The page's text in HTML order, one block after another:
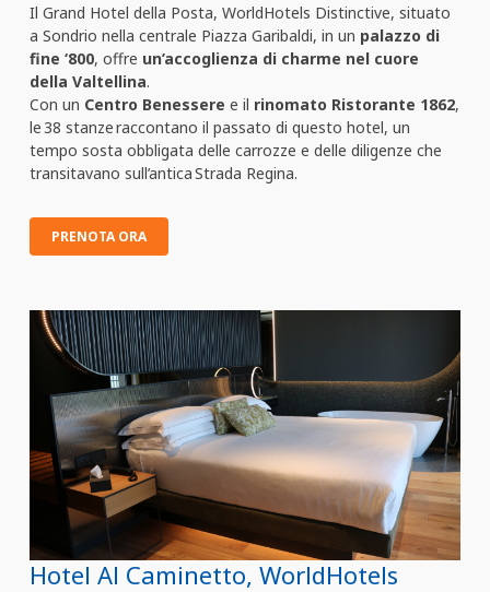
Il Grand Hotel della Posta, WorldHotels Distinctive, situato
a Sondrio nella centrale Piazza Garibaldi, in un palazzo di
fine ‘800, offre un’accoglienza di charme nel cuore
della Valtellina.
Con un Centro Benessere e il rinomato Ristorante 1862,
le 38 stanze raccontano il passato di questo hotel, un
tempo sosta obbligata delle carrozze e delle diligenze che
transitavano sull’antica Strada Regina.
PRENOTA ORA
Hotel Al Caminetto, WorldHotels